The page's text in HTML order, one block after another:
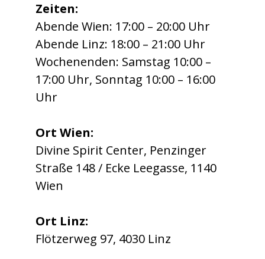
Zeiten:
Abende Wien: 17:00 – 20:00 Uhr
Abende Linz: 18:00 – 21:00 Uhr
Wochenenden: Samstag 10:00 –
17:00 Uhr, Sonntag 10:00 – 16:00
Uhr
Ort Wien:
Divine Spirit Center, Penzinger
Straße 148 / Ecke Leegasse, 1140
Wien
Ort Linz:
Flötzerweg 97, 4030 Linz